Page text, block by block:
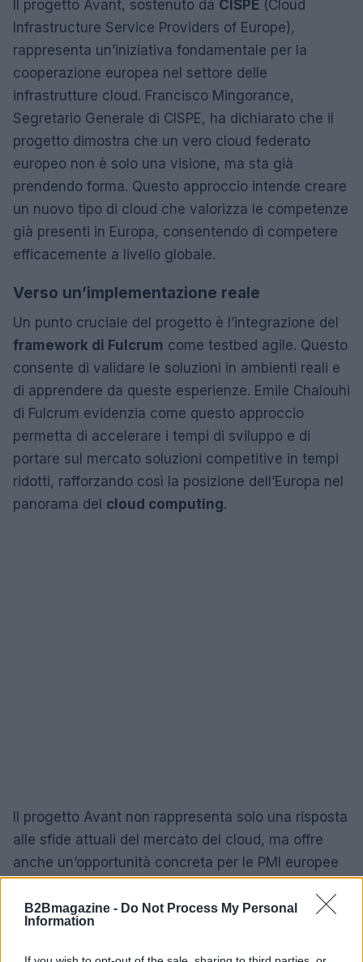
B2Bmagazine - Do Not Process My Personal
Information
Il progetto Avant, sostenuto da CISPE (Cloud
Infrastructure Service Providers of Europe),
rappresenta un’iniziativa fondamentale per la
cooperazione europea nel settore delle
infrastrutture cloud. Francisco Mingorance,
Segretario Generale di CISPE, ha dichiarato che il
progetto dimostra che un vero cloud federato
europeo non è solo una visione, ma sta già
prendendo forma. Questo approccio intende creare
un nuovo tipo di cloud che valorizza le competenze
già presenti in Europa, consentendo di competere
efficacemente a livello globale.
Verso un’implementazione reale
Un punto cruciale del progetto è l’integrazione del
framework di Fulcrum come testbed agile. Questo
consente di validare le soluzioni in ambienti reali e
di apprendere da queste esperienze. Emile Chalouhi
di Fulcrum evidenzia come questo approccio
permetta di accelerare i tempi di sviluppo e di
portare sul mercato soluzioni competitive in tempi
ridotti, rafforzando così la posizione dell’Europa nel
panorama del cloud computing.
Il progetto Avant non rappresenta solo una risposta
alle sfide attuali del mercato del cloud, ma offre
anche un’opportunità concreta per le PMI europee
competitivo. Con l’obiettivo di favorire la
collaborazione e l’integrazione tra i diversi
operatori, Avant si pone come un modello di